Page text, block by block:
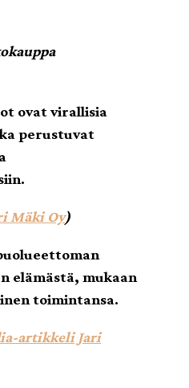
ovat virallisia
perustuvat
Mäki Oy)
elämästä, mukaan
toimintansa.
artikkeli Jari